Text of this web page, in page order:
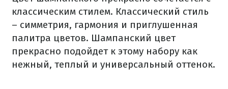
классическим стилем. Классический стиль
– симметрия, гармония и приглушенная
палитра цветов. Шампанский цвет
прекрасно подойдет к этому набору как
нежный, теплый и универсальный оттенок.